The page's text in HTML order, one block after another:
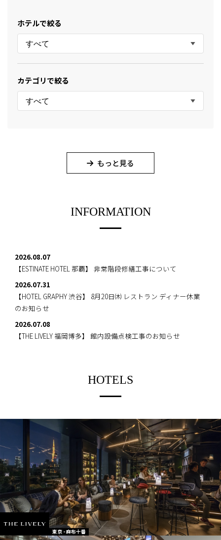
ホテルで絞る
すべて
カテゴリで絞る
すべて
もっと見る
INFORMATION
2026.08.07
【ESTINATE HOTEL 那覇】 非常階段修繕工事について
2026.07.31
【HOTEL GRAPHY 渋谷】 8月20日㈭ レストラン ディナー休業
のお知らせ
2026.07.08
【THE LIVELY 福岡博多】 館内設備点検工事のお知らせ
HOTELS
東京 - 麻布十番